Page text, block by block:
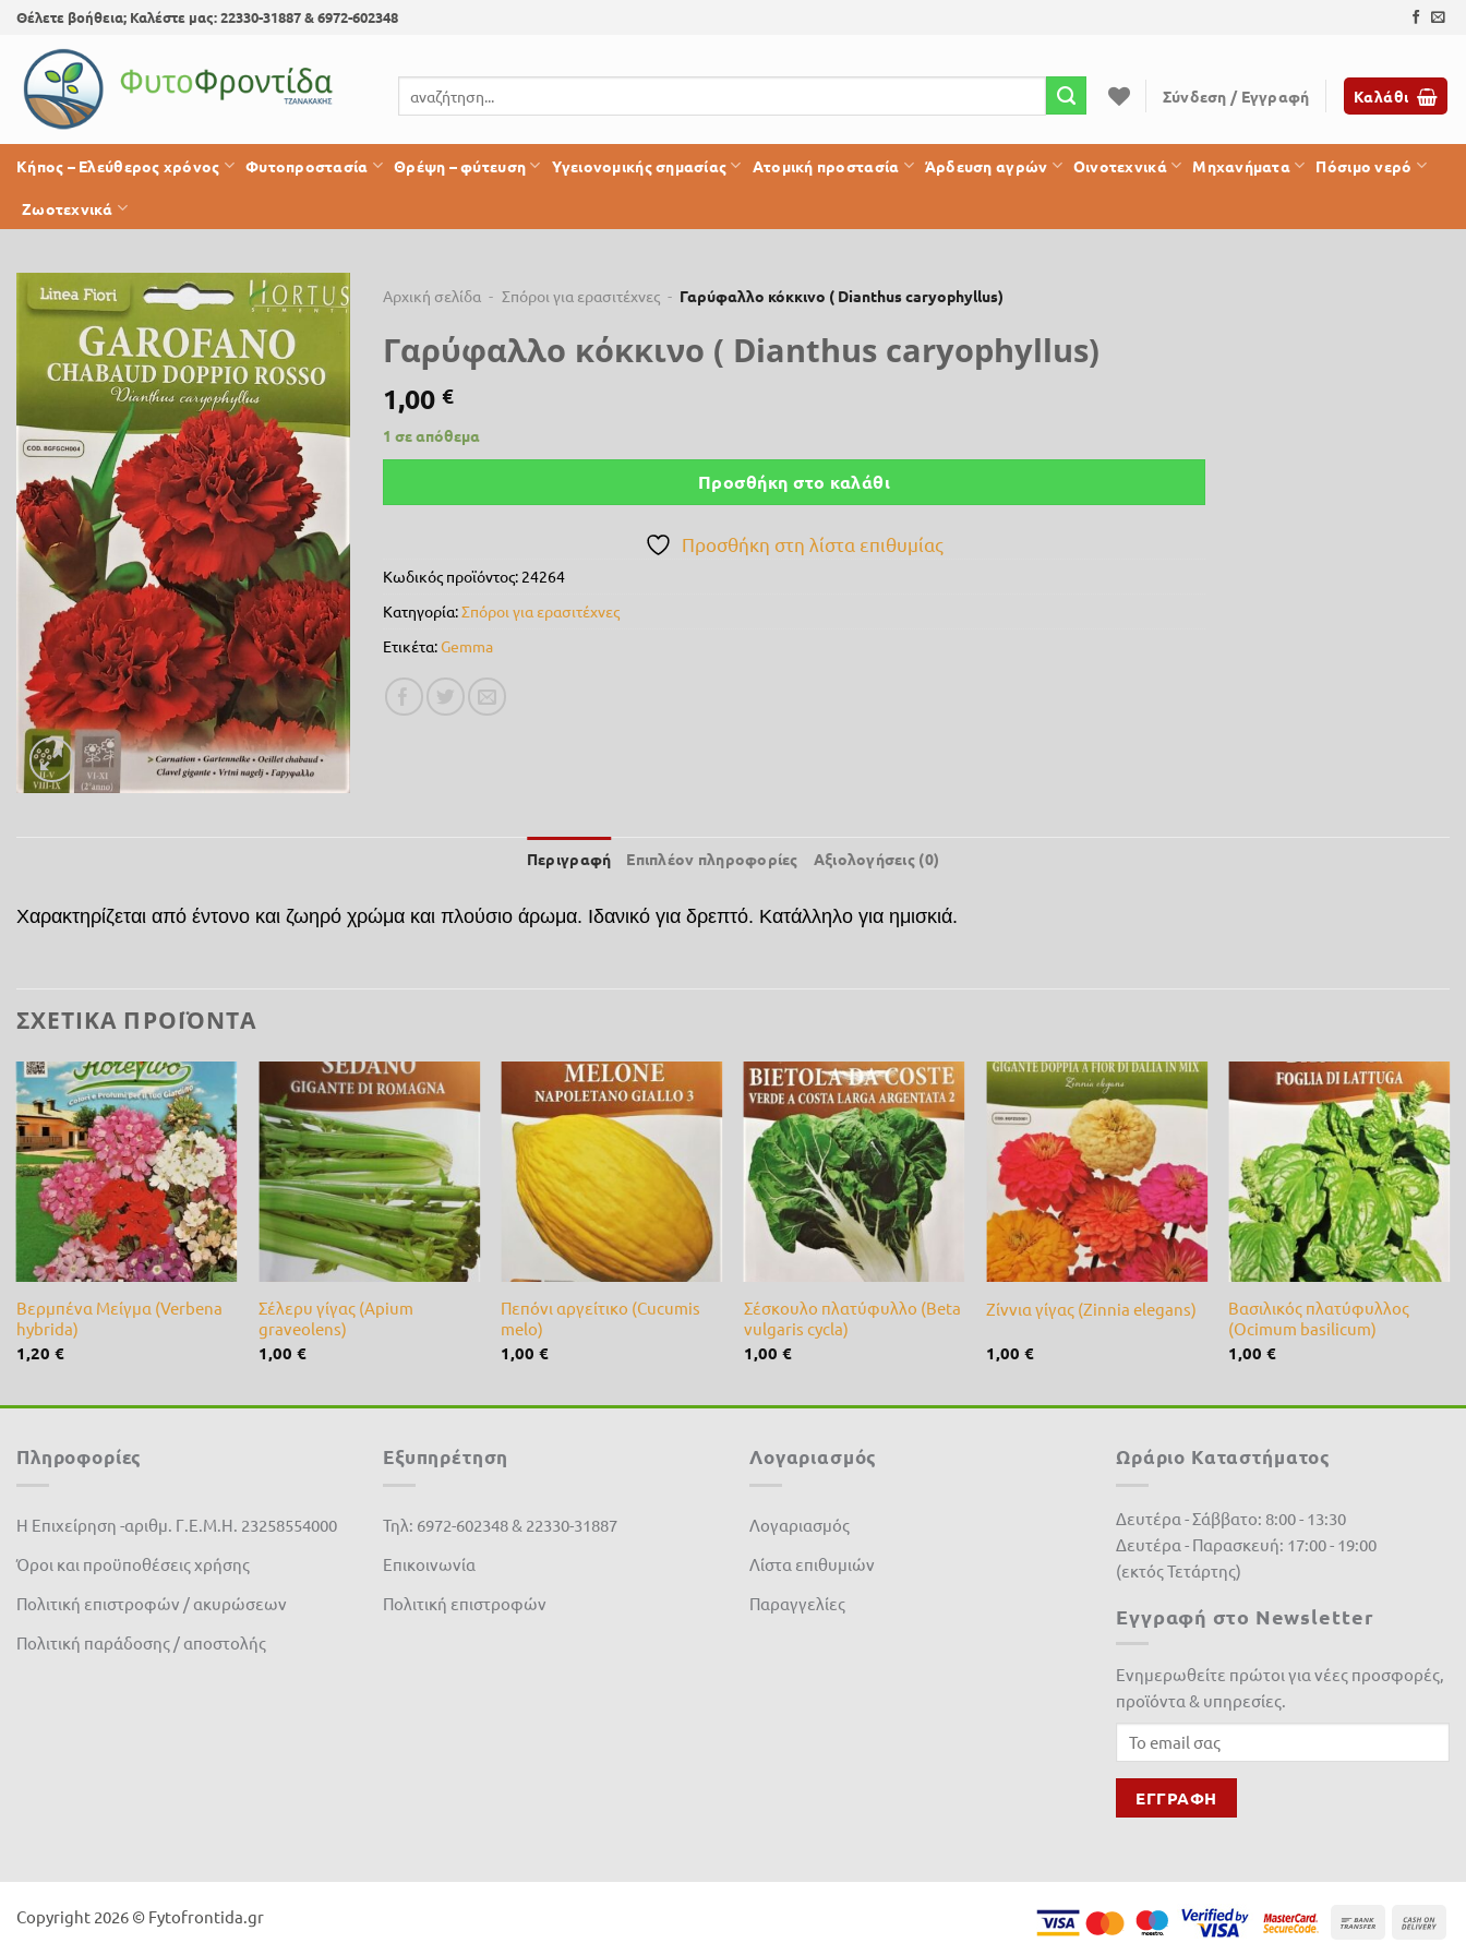
Skip
content
Θέλετε βοήθεια; Καλέστε μας: 22330-31887 & 6972-602348
Αναζήτηση
για:
Σύνδεση / Εγγραφή Καλάθι
Κήπος – Ελεύθερος χρόνος Φυτοπροστασία Θρέψη – φύτευση Υγειονομικής σημασίας Ατομική προστασία Άρδευση αγρών Οινοτεχνικά Μηχανήματα Πόσιμο νερό
Ζωοτεχνικά
Προσθήκη
στη λίστα
επιθυμίας
Αρχική σελίδα - Σπόροι για ερασιτέχνες - Γαρύφαλλο κόκκινο ( Dianthus caryophyllus)
Γαρύφαλλο κόκκινο ( Dianthus caryophyllus)
1,00 €
1 σε απόθεμα
Προσθήκη στο καλάθι
Προσθήκη στη λίστα επιθυμίας
Κωδικός προϊόντος: 24264
Κατηγορία:Σπόροι για ερασιτέχνες
Ετικέτα:Gemma
Περιγραφή Επιπλέον πληροφορίες Αξιολογήσεις (0)
Χαρακτηρίζεται από έντονο και ζωηρό χρώμα και πλούσιο άρωμα. Ιδανικό για δρεπτό. Κατάλληλο για ημισκιά.
ΣΧΕΤΙΚΆ ΠΡΟΪΌΝΤΑ
Προσθήκη
στη λίστα
επιθυμίας
+
Βερμπένα Μείγμα (Verbena
hybrida)
1,20 €
στη λίστα
επιθυμίας
+
Σέλερυ γίγας (Apium
graveolens)
1,00€
στη λίστα
επιθυμίας
Πεπόνι αργείτικο (Cucumis
melo)
1,00€
Προσθήκη
στη λίστα
επιθυμίας
Σέσκουλο πλατύφυλλο (Beta
vulgaris cycla)
1,00 €
Προσθήκη
στη λίστα
επιθυμίας
+
Ζίννια γίγας (Zinnia elegans)
1,00€
Προσθήκη
στη λίστα
επιθυμίας
+
Βασιλικός πλατύφυλλος
(Ocimum basilicum)
1,00€
Πληροφορίες
Η Επιχείρηση -αριθμ. Γ.Ε.Μ.Η. 23258554000
Όροι και προϋποθέσεις χρήσης
Πολιτική επιστροφών / ακυρώσεων
Πολιτική παράδοσης / αποστολής
Εξυπηρέτηση
Τηλ: 6972-602348 & 22330-31887
Επικοινωνία
Πολιτική επιστροφών
Λογαριασμός
Λογαριασμός
Λίστα επιθυμιών
Παραγγελίες
Ωράριο Καταστήματος
Δευτέρα - Σάββατο: 8:00 - 13:30
Δευτέρα - Παρασκευή: 17:00 - 19:00
(εκτός Τετάρτης)
Εγγραφή στο Newsletter
Ενημερωθείτε πρώτοι για νέες προσφορές,
προϊόντα & υπηρεσίες.
Copyright 2026 © Fytofrontida.gr